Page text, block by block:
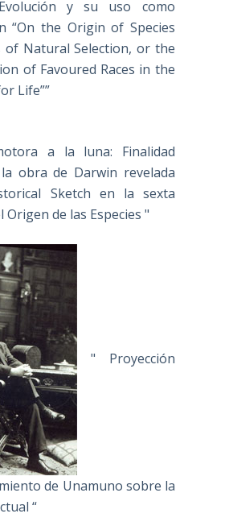
y su uso como
“On the Origin of Species
of Natural Selection, or the
of Favoured Races in the
Life””
a la luna: Finalidad
obra de Darwin revelada
Sketch en la sexta
Origen de las Especies "
" Proyección
de Unamuno sobre la
“